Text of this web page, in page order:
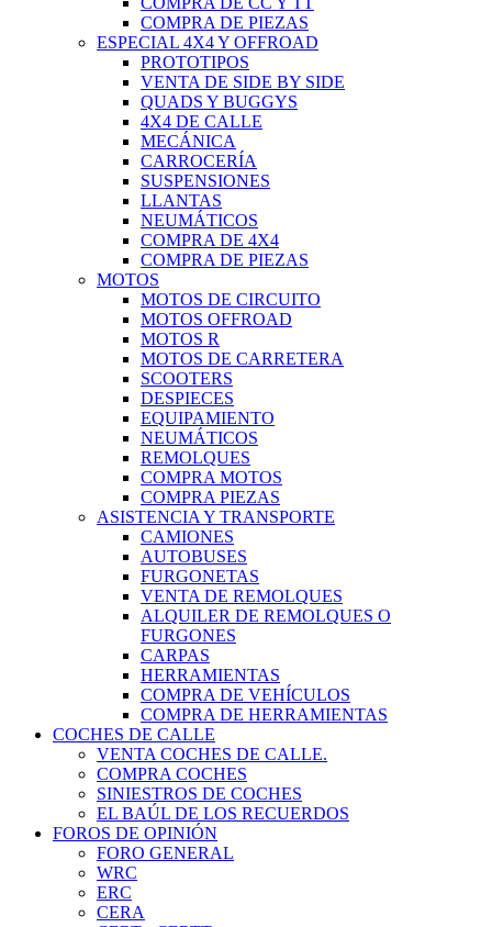
COMPRA DE PIEZAS
ESPECIAL 4X4 Y OFFROAD
PROTOTIPOS
VENTA DE SIDE BY SIDE
QUADS Y BUGGYS
4X4 DE CALLE
MECÁNICA
CARROCERÍA
SUSPENSIONES
LLANTAS
NEUMÁTICOS
COMPRA DE 4X4
COMPRA DE PIEZAS
MOTOS
MOTOS DE CIRCUITO
MOTOS OFFROAD
MOTOS R
MOTOS DE CARRETERA
SCOOTERS
DESPIECES
EQUIPAMIENTO
NEUMÁTICOS
REMOLQUES
COMPRA MOTOS
COMPRA PIEZAS
ASISTENCIA Y TRANSPORTE
CAMIONES
AUTOBUSES
FURGONETAS
VENTA DE REMOLQUES
ALQUILER DE REMOLQUES O
FURGONES
CARPAS
HERRAMIENTAS
COMPRA DE VEHÍCULOS
COMPRA DE HERRAMIENTAS
COCHES DE CALLE
VENTA COCHES DE CALLE.
COMPRA COCHES
SINIESTROS DE COCHES
EL BAÚL DE LOS RECUERDOS
FOROS DE OPINIÓN
FORO GENERAL
WRC
ERC
CERA